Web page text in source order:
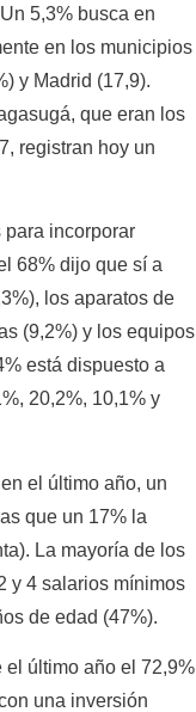
5,3% busca en
en los municipios
y Madrid (17,9).
que eran los
registran hoy un
para incorporar
68% dijo que sí a
los aparatos de
(9,2%) y los equipos
está dispuesto a
20,2%, 10,1% y
el último año, un
que un 17% la
La mayoría de los
y 4 salarios mínimos
de edad (47%).
el último año el 72,9%
una inversión